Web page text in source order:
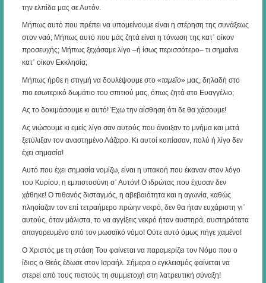
την ελπίδα μας σε Αυτόν.
Μήπως αυτό που πρέπει να υπομείνουμε είναι η στέρηση της συνάξεως
στον ναό; Μήπως αυτό που μάς ζητά είναι η τόνωση της κατ᾿ οίκον
προσευχής; Μήπως ξεχάσαμε λίγο –ή ίσως περισσότερο– τι σημαίνει
κατ᾿ οίκον Εκκλησία;
Μήπως ήρθε η στιγμή να δουλέψουμε στο «ταμεῖο» μας, δηλαδή στο
πιο εσωτερικό δωμάτιο του σπιτιού μας, όπως ζητά στο Ευαγγέλιο;
Ας το δοκιμάσουμε κι αυτό! Έχω την αίσθηση ότι δε θα χάσουμε!
Ας νιώσουμε κι εμείς λίγο σαν αυτούς που άνοιξαν το μνήμα και μετά
ξετύλιξαν τον αναστημένο Λάζαρο. Κι αυτοί κοπίασαν, πολύ ή λίγο δεν
έχει σημασία!
Αυτό που έχει σημασία νομίζω, είναι η υπακοή που έκαναν στον λόγο
του Κυρίου, η εμπιστοσύνη σ᾿ Αυτόν! Ο ιδρώτας που έχυσαν δεν
χάθηκε! Ο πιθανός δισταγμός, η αβεβαιότητα και η αγωνία, καθώς
πλησίαζαν τον επί τετραήμερο πρώην νεκρό, δεν θα ήταν ευχάριστη γι᾿
αυτούς, όταν μάλιστα, το να αγγίξεις νεκρό ήταν αυστηρά, αυστηρότατα
απαγορευμένο από τον μωσαϊκό νόμο! Ούτε αυτό όμως πήγε χαμένο!
Ο Χριστός με τη στάση Του φαίνεται να παραμερίζει τον Νόμο που ο
ίδιος ο Θεός έδωσε στον Ισραήλ. Σήμερα ο εγκλεισμός φαίνεται να
στερεί από τους πιστούς τη συμμετοχή στη λατρευτική σύναξη!